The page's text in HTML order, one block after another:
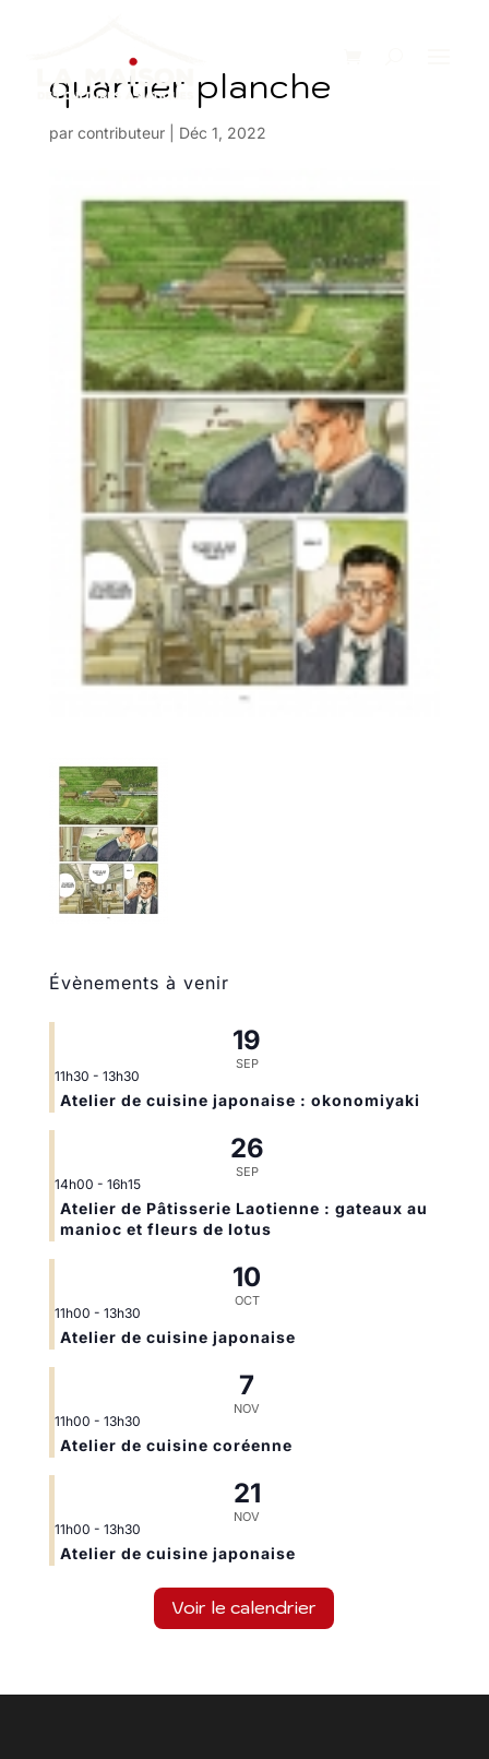
quartier planche
par contributeur| Déc 1, 2022
Évènements à venir
19
SEP
11h30 - 13h30
Atelier de cuisine japonaise : okonomiyaki
26
SEP
14h00 - 16h15
Atelier de Pâtisserie Laotienne : gateaux au
manioc et fleurs de lotus
10
OCT
11h00 - 13h30
Atelier de cuisine japonaise
7
NOV
11h00 - 13h30
Atelier de cuisine coréenne
21
NOV
11h00 - 13h30
Atelier de cuisine japonaise
Voir le calendrier